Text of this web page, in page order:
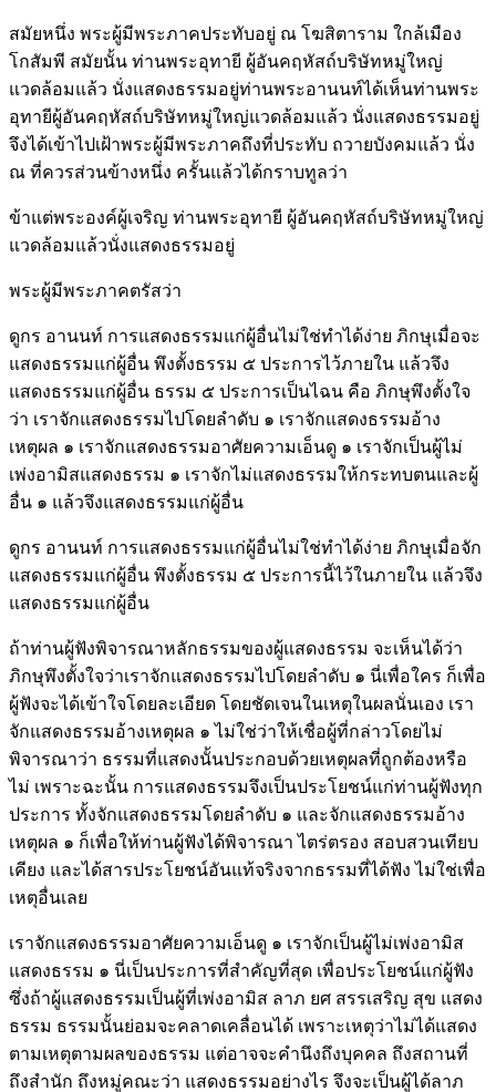
สมัยหนึ่ง พระผู้มีพระภาคประทับอยู่ ณ โฆสิตาราม ใกล้เมือง
โกสัมพี สมัยนั้น ท่านพระอุทายี ผู้อันคฤหัสถ์บริษัทหมู่ใหญ่
แวดล้อมแล้ว นั่งแสดงธรรมอยู่ท่านพระอานนท์ได้เห็นท่านพระ
อุทายีผู้อันคฤหัสถ์บริษัทหมู่ใหญ่แวดล้อมแล้ว นั่งแสดงธรรมอยู่
จึงได้เข้าไปเฝ้าพระผู้มีพระภาคถึงที่ประทับ ถวายบังคมแล้ว นั่ง
ณ ที่ควรส่วนข้างหนึ่ง ครั้นแล้วได้กราบทูลว่า
ข้าแต่พระองค์ผู้เจริญ ท่านพระอุทายี ผู้อันคฤหัสถ์บริษัทหมู่ใหญ่
แวดล้อมแล้วนั่งแสดงธรรมอยู่
พระผู้มีพระภาคตรัสว่า
ดูกร อานนท์ การแสดงธรรมแก่ผู้อื่นไม่ใช่ทำได้ง่าย ภิกษุเมื่อจะ
แสดงธรรมแก่ผู้อื่น พึงตั้งธรรม ๕ ประการไว้ภายใน แล้วจึง
แสดงธรรมแก่ผู้อื่น ธรรม ๕ ประการเป็นไฉน คือ ภิกษุพึงตั้งใจ
ว่า เราจักแสดงธรรมไปโดยลำดับ ๑ เราจักแสดงธรรมอ้าง
เหตุผล ๑ เราจักแสดงธรรมอาศัยความเอ็นดู ๑ เราจักเป็นผู้ไม่
เพ่งอามิสแสดงธรรม ๑ เราจักไม่แสดงธรรมให้กระทบตนและผู้
อื่น ๑ แล้วจึงแสดงธรรมแก่ผู้อื่น
ดูกร อานนท์ การแสดงธรรมแก่ผู้อื่นไม่ใช่ทำได้ง่าย ภิกษุเมื่อจัก
แสดงธรรมแก่ผู้อื่น พึงตั้งธรรม ๕ ประการนี้ไว้ในภายใน แล้วจึง
แสดงธรรมแก่ผู้อื่น
ถ้าท่านผู้ฟังพิจารณาหลักธรรมของผู้แสดงธรรม จะเห็นได้ว่า
ภิกษุพึงตั้งใจว่าเราจักแสดงธรรมไปโดยลำดับ ๑ นี่เพื่อใคร ก็เพื่อ
ผู้ฟังจะได้เข้าใจโดยละเอียด โดยชัดเจนในเหตุในผลนั่นเอง เรา
จักแสดงธรรมอ้างเหตุผล ๑ ไม่ใช่ว่าให้เชื่อผู้ที่กล่าวโดยไม่
พิจารณาว่า ธรรมที่แสดงนั้นประกอบด้วยเหตุผลที่ถูกต้องหรือ
ไม่ เพราะฉะนั้น การแสดงธรรมจึงเป็นประโยชน์แก่ท่านผู้ฟังทุก
ประการ ทั้งจักแสดงธรรมโดยลำดับ ๑ และจักแสดงธรรมอ้าง
เหตุผล ๑ ก็เพื่อให้ท่านผู้ฟังได้พิจารณา ไตร่ตรอง สอบสวนเทียบ
เคียง และได้สารประโยชน์อันแท้จริงจากธรรมที่ได้ฟัง ไม่ใช่เพื่อ
เหตุอื่นเลย
เราจักแสดงธรรมอาศัยความเอ็นดู ๑ เราจักเป็นผู้ไม่เพ่งอามิส
แสดงธรรม ๑ นี่เป็นประการที่สำคัญที่สุด เพื่อประโยชน์แก่ผู้ฟัง
ซึ่งถ้าผู้แสดงธรรมเป็นผู้ที่เพ่งอามิส ลาภ ยศ สรรเสริญ สุข แสดง
ธรรม ธรรมนั้นย่อมจะคลาดเคลื่อนได้ เพราะเหตุว่าไม่ได้แสดง
ตามเหตุตามผลของธรรม แต่อาจจะคำนึงถึงบุคคล ถึงสถานที่
ถึงสำนัก ถึงหมู่คณะว่า แสดงธรรมอย่างไร จึงจะเป็นผู้ได้ลาภ